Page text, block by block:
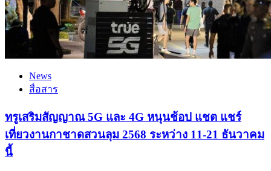
News
สื่อสาร
ทรูเสริมสัญญาณ 5G และ 4G หนุนช้อป แชต แชร์
เที่ยวงานกาชาดสวนลุม 2568 ระหว่าง 11-21 ธันวาคม
นี้